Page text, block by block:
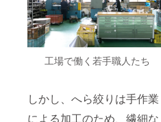
工場で働く若手職人たち
しかし、へら絞りは手作業
による加工のため、繊細な